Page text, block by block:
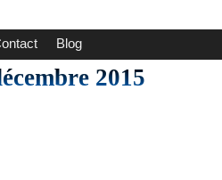
Blog
2015